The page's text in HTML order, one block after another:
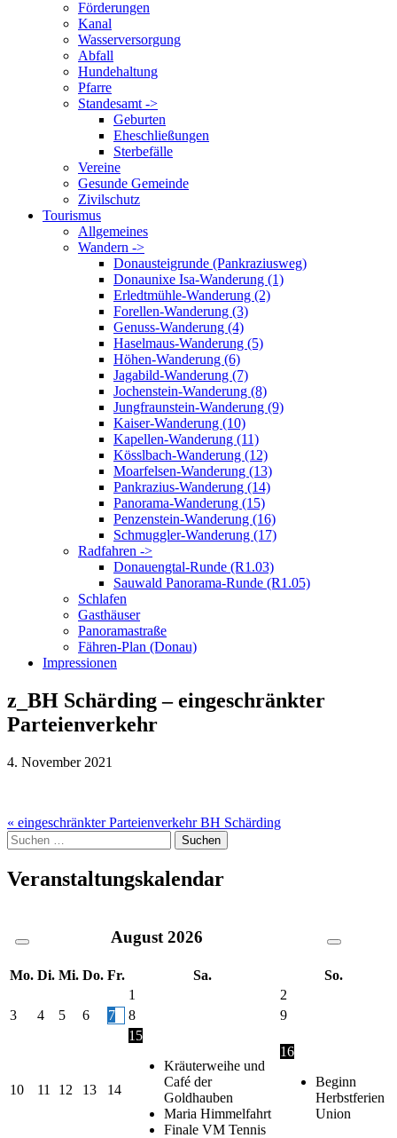
Förderungen
Kanal
Wasserversorgung
Abfall
Hundehaltung
Pfarre
Standesamt ->
Geburten
Eheschließungen
Sterbefälle
Vereine
Gesunde Gemeinde
Zivilschutz
Tourismus
Allgemeines
Wandern ->
Donausteigrunde (Pankraziusweg)
Donaunixe Isa-Wanderung (1)
Erledtmühle-Wanderung (2)
Forellen-Wanderung (3)
Genuss-Wanderung (4)
Haselmaus-Wanderung (5)
Höhen-Wanderung (6)
Jagabild-Wanderung (7)
Jochenstein-Wanderung (8)
Jungfraunstein-Wanderung (9)
Kaiser-Wanderung (10)
Kapellen-Wanderung (11)
Kösslbach-Wanderung (12)
Moarfelsen-Wanderung (13)
Pankrazius-Wanderung (14)
Panorama-Wanderung (15)
Penzenstein-Wanderung (16)
Schmuggler-Wanderung (17)
Radfahren ->
Donauengtal-Runde (R1.03)
Sauwald Panorama-Runde (R1.05)
Schlafen
Gasthäuser
Panoramastraße
Fähren-Plan (Donau)
Impressionen
z_BH Schärding – eingeschränkter
Parteienverkehr
4. November 2021
Beitragsnavigation
« eingeschränkter Parteienverkehr BH Schärding
Suche
nach:
Veranstaltungskalendar
August 2026
Mo. Di. Mi. Do. Fr. Sa.
So.
1
2
3
4 5 6 7 8 9
10 11 12 13 14
15
Kräuterweihe und
Café der
Goldhauben
Maria Himmelfahrt
Finale VM Tennis
16
Beginn
Herbstferien
Union